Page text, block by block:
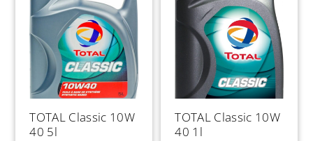
TOTAL Classic 10W
40 5l
TOTAL Classic 10W
40 1l